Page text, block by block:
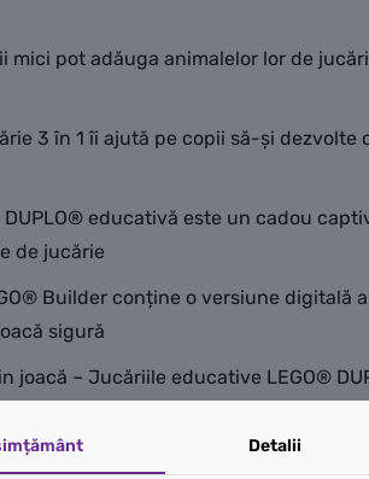
pot adăuga animalelor lor de
3 în 1 îi ajută pe copii să-și
educativă este un cadou
de jucărie
Builder conține o versiune
sigură
joacă – Jucăriile educative LEGO®
piese include o figurină câine
Detalii